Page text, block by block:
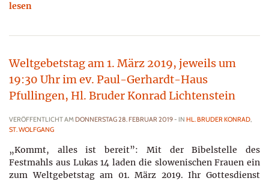
lesen
Weltgebetstag am 1. März 2019, jeweils um
19:30 Uhr im ev. Paul-Gerhardt-Haus
Pfullingen, Hl. Bruder Konrad Lichtenstein
VERÖFFENTLICHT AM DONNERSTAG 28. FEBRUAR 2019- IN HL. BRUDER KONRAD,
ST. WOLFGANG
„Kommt, alles ist bereit”: Mit der Bibelstelle des
Festmahls aus Lukas 14 laden die slowenischen Frauen ein
zum Weltgebetstag am 01. März 2019. Ihr Gottesdienst